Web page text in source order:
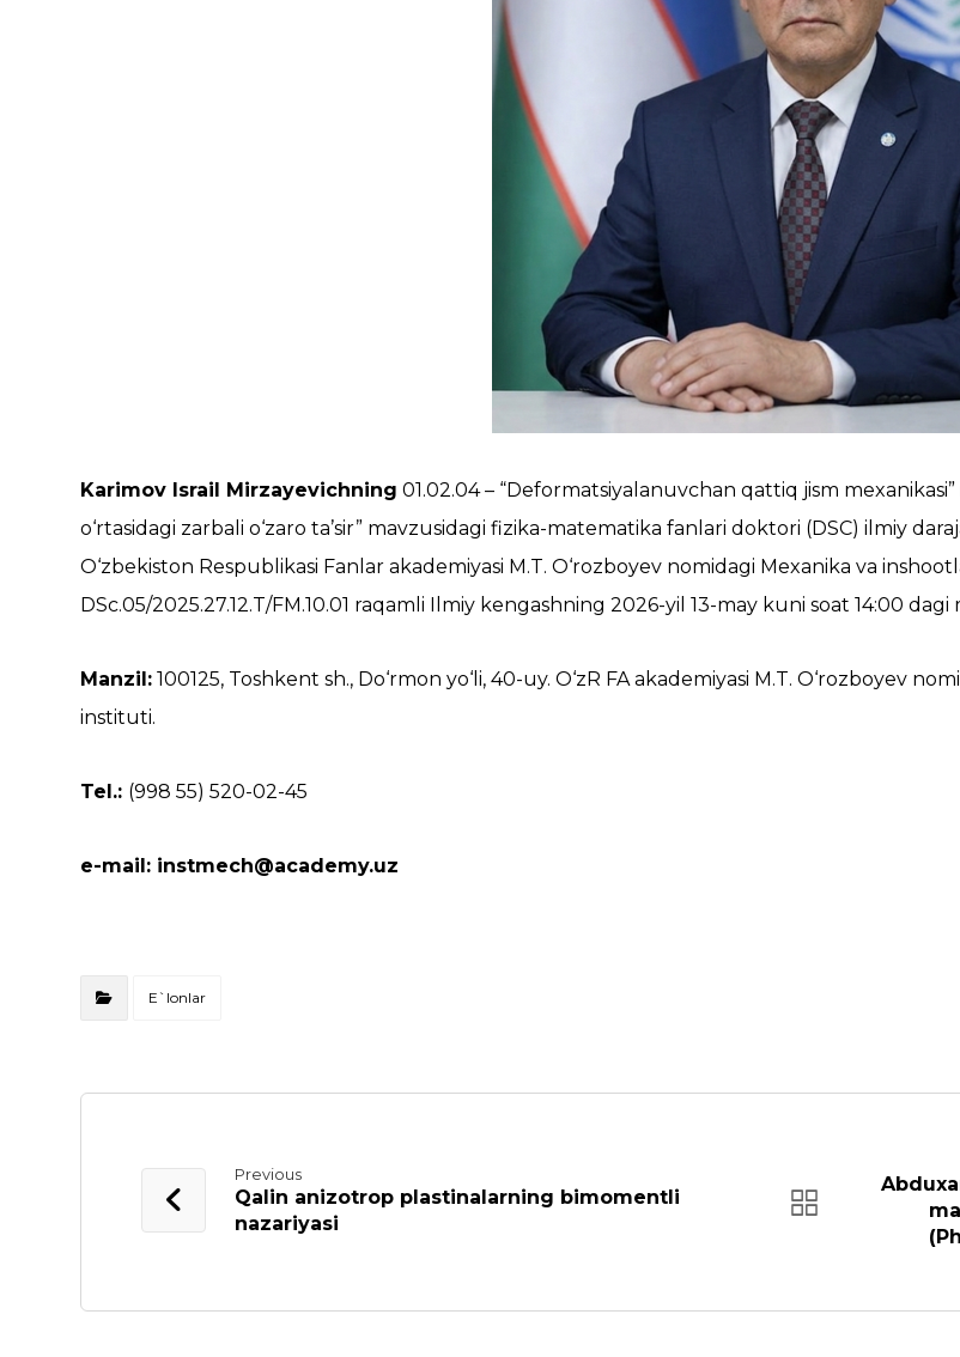
Karimov Israil Mirzayevichning 01.02.04 – “Deformatsiyalanuvchan qattiq jism
o‘rtasidagi zarbali o‘zaro ta’sir” mavzusidagi fizika-matematika fanlari doktori (DSC) ilmiy
O‘zbekiston Respublikasi Fanlar akademiyasi M.T. O‘rozboyev nomidagi Mexanika va
DSc.05/2025.27.12.T/FM.10.01 raqamli Ilmiy kengashning 2026-yil 13-may kuni soat 14:00 dagi
Manzil: 100125, Toshkent sh., Do‘rmon yo‘li, 40-uy. O‘zR FA akademiyasi M.T. O‘rozboyev
instituti.
Tel.: (998 55) 520-02-45
e-mail: instmech@academy.uz
E`lonlar
Previous
Qalin anizotrop plastinalarning bimomentli
nazariyasi